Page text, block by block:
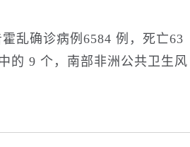
乱确诊病例6584 例，死亡63
的 9 个，南部非洲公共卫生风